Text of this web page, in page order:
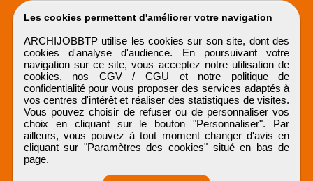
Les cookies permettent d'améliorer votre navigation
ARCHIJOBBTP utilise les cookies sur son site, dont des
cookies d'analyse d'audience. En poursuivant votre
navigation sur ce site, vous acceptez notre utilisation de
cookies, nos CGV / CGU et notre politique de
confidentialitépour vous proposer des services adaptés à
vos centres d'intérêt et réaliser des statistiques de visites.
Vous pouvez choisir de refuser ou de personnaliser vos
choix en cliquant sur le bouton "Personnaliser". Par
ailleurs, vous pouvez à tout moment changer d'avis en
cliquant sur "Paramètres des cookies" situé en bas de
page.